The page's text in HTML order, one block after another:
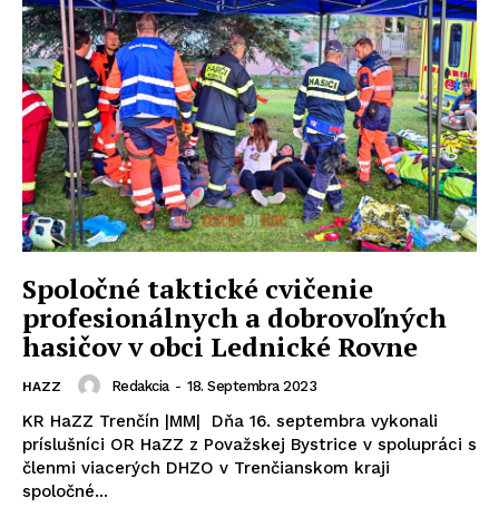
Spoločné taktické cvičenie
profesionálnych a dobrovoľných
hasičov v obci Lednické Rovne
HAZZ Redakcia - 18. Septembra 2023
KR HaZZ Trenčín |MM| Dňa 16. septembra vykonali
príslušníci OR HaZZ z Považskej Bystrice v spolupráci s
členmi viacerých DHZO v Trenčianskom kraji
spoločné...